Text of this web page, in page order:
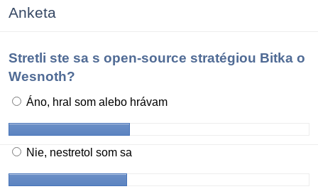
Anketa
Stretli ste sa s open-source stratégiou Bitka o
Wesnoth?
Áno, hral som alebo hrávam
Nie, nestretol som sa